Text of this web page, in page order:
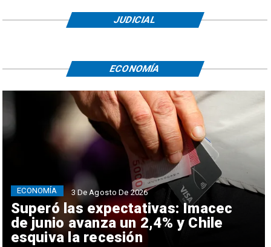
JUDICIAL
Superó las expectativas: Imacec
de junio avanza un 2,4% y Chile
esquiva la recesión
ECONOMÍA 3 De Agosto De 2026
ECONOMÍA